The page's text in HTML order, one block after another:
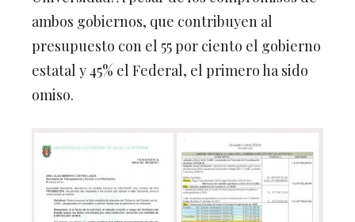
ambos gobiernos, que contribuyen al
presupuesto con el 55 por ciento el gobierno
estatal y 45% el Federal, el primero ha sido
omiso.